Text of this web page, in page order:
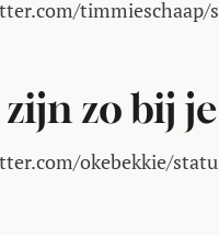
timmieschaap/
zijn zo bij
okebekkie/